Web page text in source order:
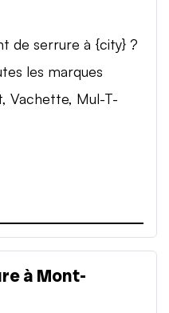
de serrure à {city} ?
les marques
Vachette, Mul-T-
à Mont-